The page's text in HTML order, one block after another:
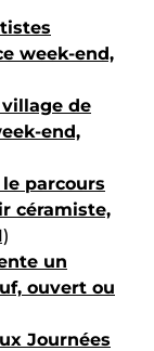
week-end,
de
end,
parcours
céramiste,
un
ouvert ou
Journées